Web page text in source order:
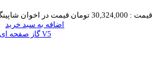
قیمت : 30,324,000 تومان قیمت در اخوان
اضافه به سبد خرید